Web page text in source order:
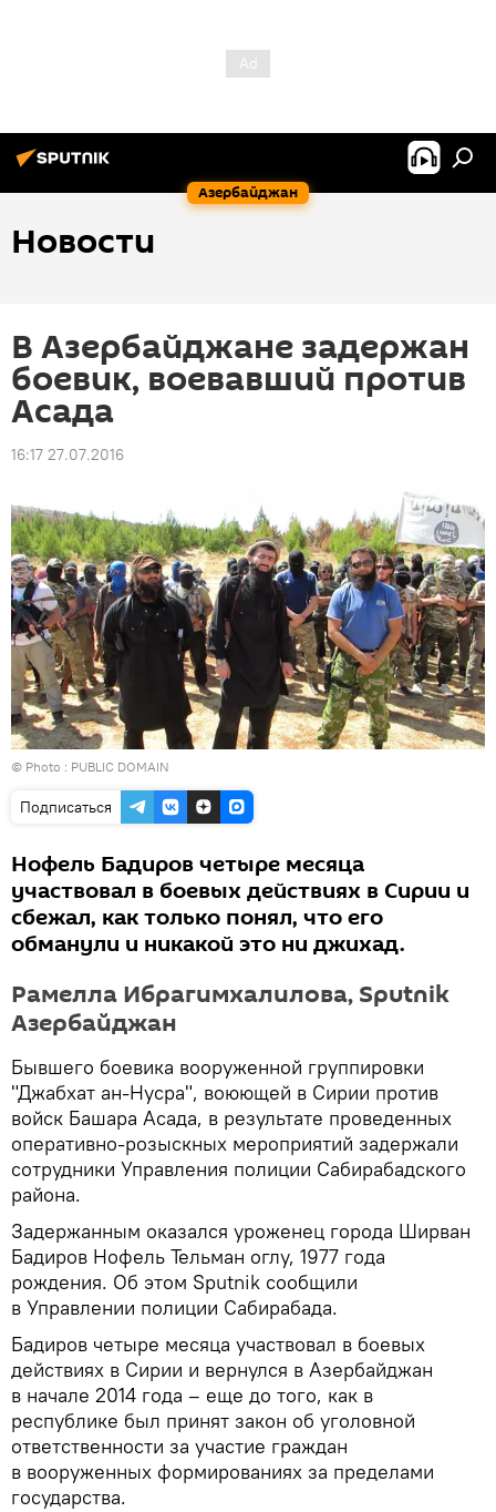
Азербайджан
Новости
В Азербайджане задержан
боевик, воевавший против
Асада
16:17 27.07.2016
© Photo : PUBLIC DOMAIN
Подписаться
Нофель Бадиров четыре месяца
участвовал в боевых действиях в Сирии и
сбежал, как только понял, что его
обманули и никакой это ни джихад.
Рамелла Ибрагимхалилова, Sputnik
Азербайджан
Бывшего боевика вооруженной группировки
"Джабхат ан-Нусра", воюющей в Сирии против
войск Башара Асада, в результате проведенных
оперативно-розыскных мероприятий задержали
сотрудники Управления полиции Сабирабадского
района.
Задержанным оказался уроженец города Ширван
Бадиров Нофель Тельман оглу, 1977 года
рождения. Об этом Sputnik сообщили
в Управлении полиции Сабирабада.
Бадиров четыре месяца участвовал в боевых
действиях в Сирии и вернулся в Азербайджан
в начале 2014 года – еще до того, как в
республике был принят закон об уголовной
ответственности за участие граждан
в вооруженных формированиях за пределами
государства.